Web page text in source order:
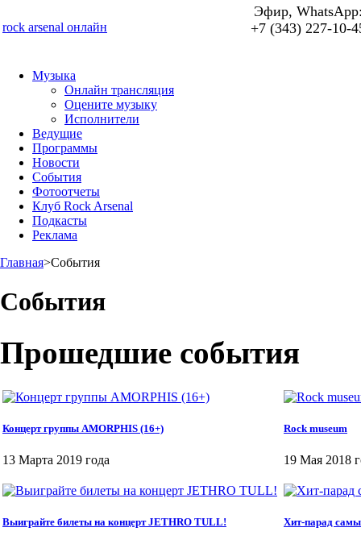
rock arsenal онлайн
Эфир,
+7 (343) 227-10-
Музыка
Онлайн трансляция
Оцените музыку
Исполнители
Ведущие
Программы
Новости
События
Фотоотчеты
Клуб Rock Arsenal
Подкасты
Реклама
Главная>События
События
Прошедшие события
Концерт группы AMORPHIS (16+)
13 Марта 2019 года
Rock museum
19 Мая 2018
Выиграйте билеты на концерт JETHRO TULL! Хит-парад